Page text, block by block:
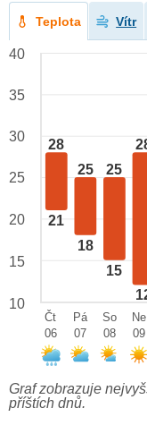
Teplota Vítr
28
21
25
18
25
15
40
35
30
25
20
15
10
Čt
06
Pá
07
So
08
Ne
09
Graf zobrazuje
příštích dnů.